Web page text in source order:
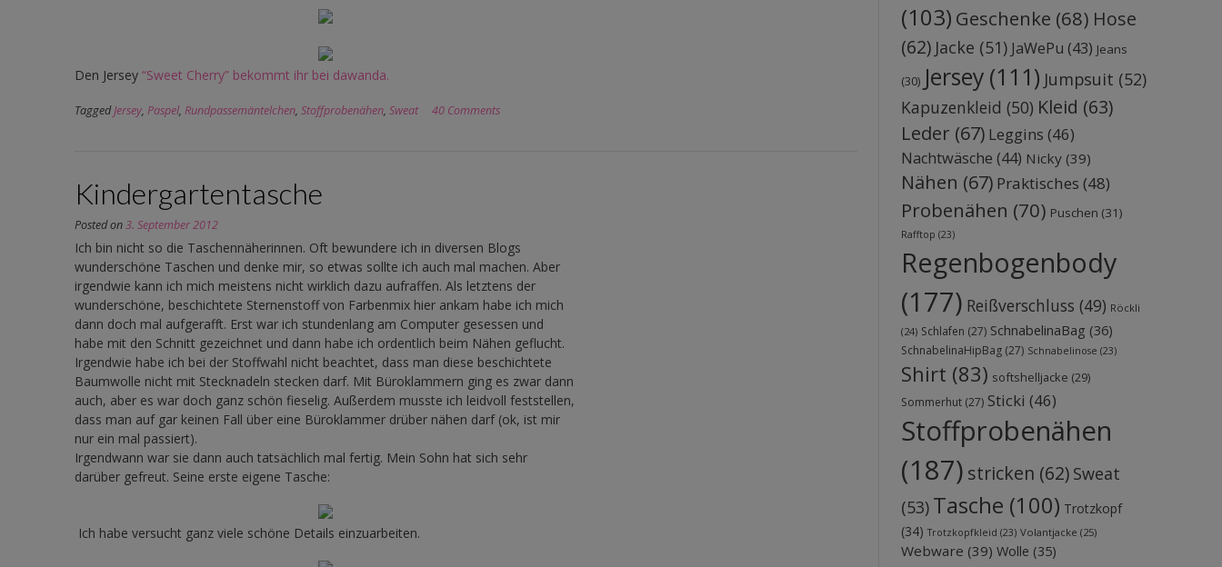
Den Jersey “Sweet Cherry” bekommt ihr bei dawanda.
TaggedJersey, Paspel, Rundpassemäntelchen, Stoffprobenähen, Sweat 40 Comments
Kindergartentasche
Posted on3. September 2012
Ich bin nicht so die Taschennäherinnen. Oft bewundere ich in diversen Blogs
wunderschöne Taschen und denke mir, so etwas sollte ich auch mal machen. Aber
irgendwie kann ich mich meistens nicht wirklich dazu aufraffen. Als letztens der
wunderschöne, beschichtete Sternenstoff von Farbenmix hier ankam habe ich mich
dann doch mal aufgerafft. Erst war ich stundenlang am Computer gesessen und
habe mit den Schnitt gezeichnet und dann habe ich ordentlich beim Nähen geflucht.
Irgendwie habe ich bei der Stoffwahl nicht beachtet, dass man diese beschichtete
Baumwolle nicht mit Stecknadeln stecken darf. Mit Büroklammern ging es zwar dann
auch, aber es war doch ganz schön fieselig. Außerdem musste ich leidvoll feststellen,
dass man auf gar keinen Fall über eine Büroklammer drüber nähen darf (ok, ist mir
nur ein mal passiert).
Irgendwann war sie dann auch tatsächlich mal fertig. Mein Sohn hat sich sehr
darüber gefreut. Seine erste eigene Tasche:
Ich habe versucht ganz viele schöne Details einzuarbeiten.
(103) Geschenke (68) Hose
(62) Jacke (51) JaWePu (43) Jeans
(30) Jersey(111) Jumpsuit (52)
Kapuzenkleid (50) Kleid (63)
Leder (67) Leggins (46)
Nachtwäsche (44) Nicky(39)
Nähen (67) Praktisches (48)
Probenähen (70) Puschen (31)
Rafftop (23)
Regenbogenbody
(177) Reißverschluss (49) Röckli
(24) Schlafen (27) SchnabelinaBag (36)
SchnabelinaHipBag(27) Schnabelinose (23)
Shirt (83) softshelljacke (29)
Sommerhut(27) Sticki (46)
Stoffprobenähen
(187) stricken (62) Sweat
(53) Tasche (100) Trotzkopf
(34) Trotzkopfkleid (23) Volantjacke (25)
Webware (39) Wolle (35)